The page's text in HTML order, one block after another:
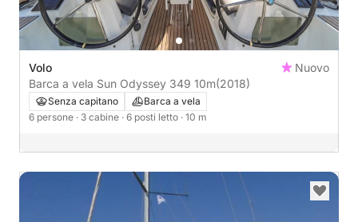
Volo
Nuovo
Barca a vela Sun Odyssey 349 10m(2018)
Senza capitano
Barca a vela
6 persone · 3 cabine · 6 posti letto · 10 m